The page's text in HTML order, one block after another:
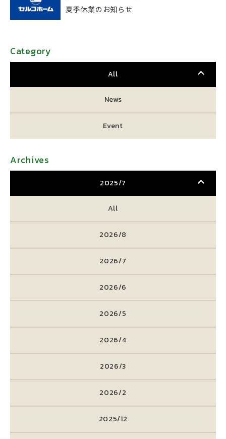
夏季休業のお知らせ
Category
All
News
Event
Archives
2025/7
All
2026/8
2026/7
2026/6
2026/5
2026/4
2026/3
2026/2
2025/12